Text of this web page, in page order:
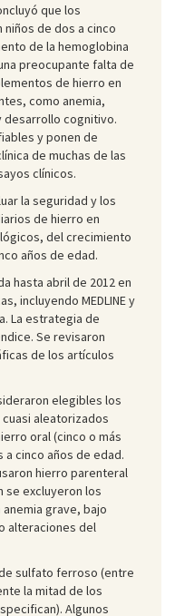
que los
de dos a cinco
de la hemoglobina
preocupante falta de
de hierro en
como anemia,
desarrollo cognitivo.
y ponen de
de muchas de las
clínicos.
la seguridad y los
de hierro en
del crecimiento
años de edad.
hasta abril de 2012 en
incluyendo MEDLINE y
La estrategia de
Se revisaron
de los artículos
elegibles los
aleatorizados
oral (cinco o más
a cinco años de edad.
hierro parenteral
se excluyeron los
grave, bajo
alteraciones del
sulfato ferroso (entre
la mitad de los
Algunos